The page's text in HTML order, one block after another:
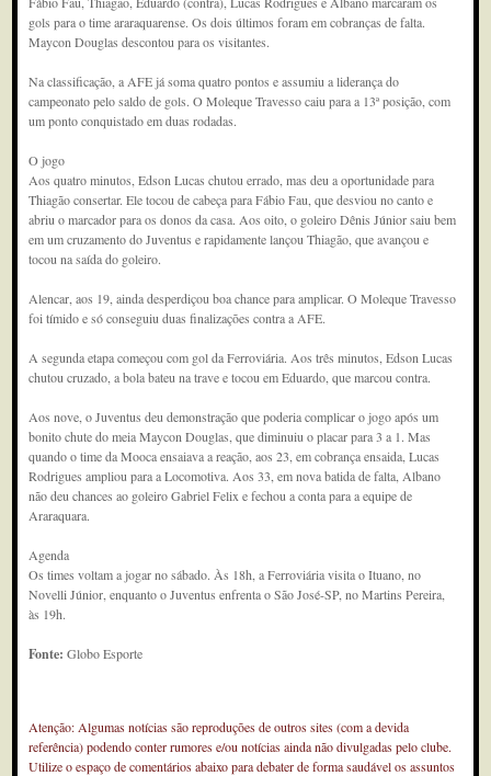
gols para o time araraquarense. Os dois últimos foram em cobranças de falta.
Maycon Douglas descontou para os visitantes.
Na classificação, a AFE já soma quatro pontos e assumiu a liderança do
campeonato pelo saldo de gols. O Moleque Travesso caiu para a 13ª posição, com
um ponto conquistado em duas rodadas.
O jogo
Aos quatro minutos, Edson Lucas chutou errado, mas deu a oportunidade para
Thiagão consertar. Ele tocou de cabeça para Fábio Fau, que desviou no canto e
abriu o marcador para os donos da casa. Aos oito, o goleiro Dênis Júnior saiu bem
em um cruzamento do Juventus e rapidamente lançou Thiagão, que avançou e
tocou na saída do goleiro.
Alencar, aos 19, ainda desperdiçou boa chance para amplicar. O Moleque Travesso
foi tímido e só conseguiu duas finalizações contra a AFE.
A segunda etapa começou com gol da Ferroviária. Aos três minutos, Edson Lucas
chutou cruzado, a bola bateu na trave e tocou em Eduardo, que marcou contra.
Aos nove, o Juventus deu demonstração que poderia complicar o jogo após um
bonito chute do meia Maycon Douglas, que diminuiu o placar para 3 a 1. Mas
quando o time da Mooca ensaiava a reação, aos 23, em cobrança ensaida, Lucas
Rodrigues ampliou para a Locomotiva. Aos 33, em nova batida de falta, Albano
não deu chances ao goleiro Gabriel Felix e fechou a conta para a equipe de
Araraquara.
Agenda
Os times voltam a jogar no sábado. Às 18h, a Ferroviária visita o Ituano, no
Novelli Júnior, enquanto o Juventus enfrenta o São José-SP, no Martins Pereira,
às 19h.
Fonte:Globo Esporte
Atenção: Algumas notícias são reproduções de outros sites (com a devida
referência) podendo conter rumores e/ou notícias ainda não divulgadas pelo clube.
Utilize o espaço de comentários abaixo para debater de forma saudável os assuntos